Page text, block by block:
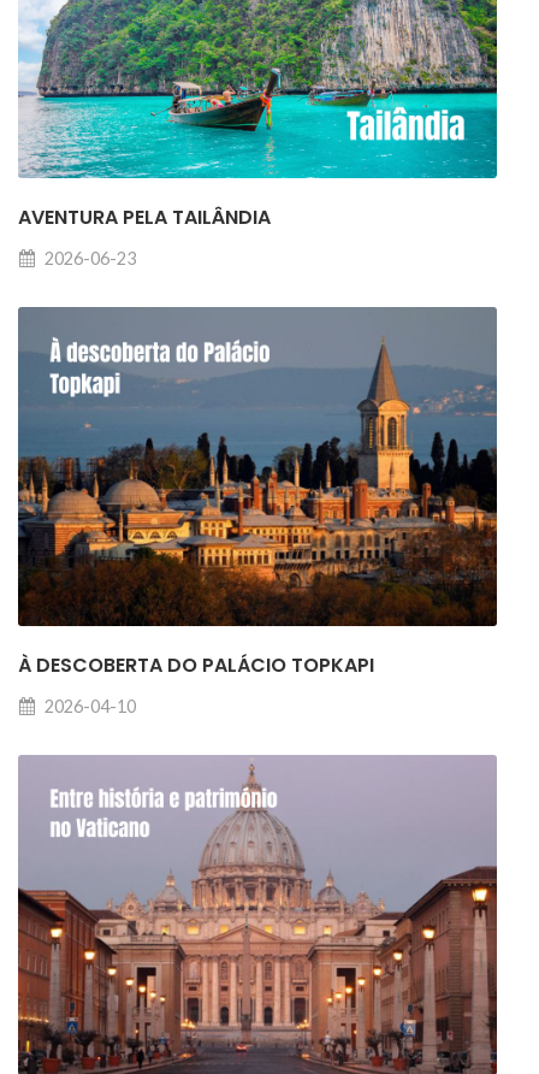
AVENTURA PELA TAILÂNDIA
2026-06-23
À DESCOBERTA DO PALÁCIO TOPKAPI
2026-04-10